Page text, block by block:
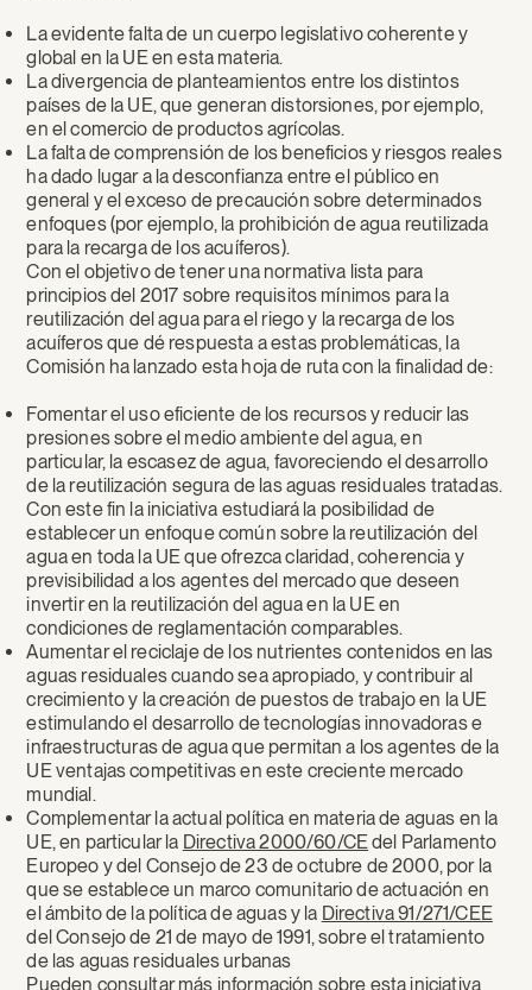
La evidente falta de un cuerpo legislativo coherente y
global en la UE en esta materia.
La divergencia de planteamientos entre los distintos
países de la UE, que generan distorsiones, por ejemplo,
en el comercio de productos agrícolas.
La falta de comprensión de los beneficios y riesgos reales
ha dado lugar a la desconfianza entre el público en
general y el exceso de precaución sobre determinados
enfoques (por ejemplo, la prohibición de agua reutilizada
para la recarga de los acuíferos).
Con el objetivo de tener una normativa lista para
principios del 2017 sobre requisitos mínimos para la
reutilización del agua para el riego y la recarga de los
acuíferos que dé respuesta a estas problemáticas, la
Comisión ha lanzado esta hoja de ruta con la finalidad de:
Fomentar el uso eficiente de los recursos y reducir las
presiones sobre el medio ambiente del agua, en
particular, la escasez de agua, favoreciendo el desarrollo
de la reutilización segura de las aguas residuales tratadas.
Con este fin la iniciativa estudiará la posibilidad de
establecer un enfoque común sobre la reutilización del
agua en toda la UE que ofrezca claridad, coherencia y
previsibilidad a los agentes del mercado que deseen
invertir en la reutilización del agua en la UE en
condiciones de reglamentación comparables.
Aumentar el reciclaje de los nutrientes contenidos en las
aguas residuales cuando sea apropiado, y contribuir al
crecimiento y la creación de puestos de trabajo en la UE
estimulando el desarrollo de tecnologías innovadoras e
infraestructuras de agua que permitan a los agentes de la
UE ventajas competitivas en este creciente mercado
mundial.
Complementar la actual política en materia de aguas en la
UE, en particular la Directiva 2000/60/CEdel Parlamento
Europeo y del Consejo de 23 de octubre de 2000, por la
que se establece un marco comunitario de actuación en
el ámbito de la política de aguas y la Directiva 91/271/CEE
del Consejo de 21 de mayo de 1991, sobre el tratamiento
de las aguas residuales urbanas
Pueden consultar más información sobre esta iniciativa